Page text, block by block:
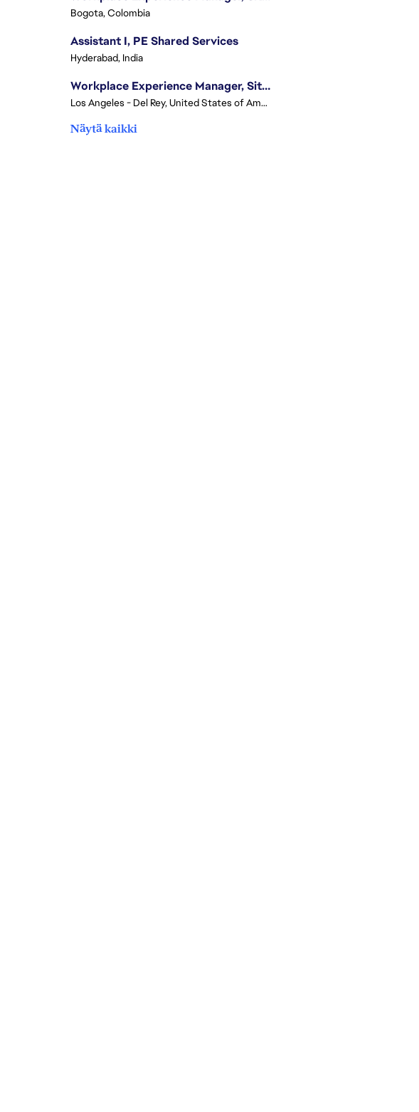
Bogota, Colombia
Assistant I, PE Shared Services
Hyderabad, India
Workplace Experience Manager, Site Lead
Los Angeles - Del Rey, United States of America
Näytä kaikki